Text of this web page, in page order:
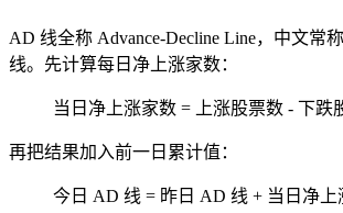
AD 线全称 Advance-Decline Line，中文常
线。先计算每日净上涨家数：
当日净上涨家数 = 上涨股票数 - 下跌
再把结果加入前一日累计值：
今日 AD 线 = 昨日 AD 线 + 当日净上